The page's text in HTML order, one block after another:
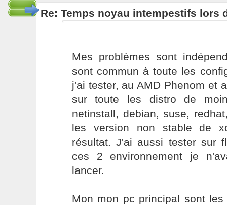
Re: Temps noyau intempestifs lors
Mes problèmes sont
sont commun à toute les
j'ai tester, au AMD Phenom et
sur toute les distro de
netinstall, debian, suse,
les version non stable de
résultat. J'ai aussi tester sur
ces 2 environnement je
lancer.
Mon mon pc principal sont